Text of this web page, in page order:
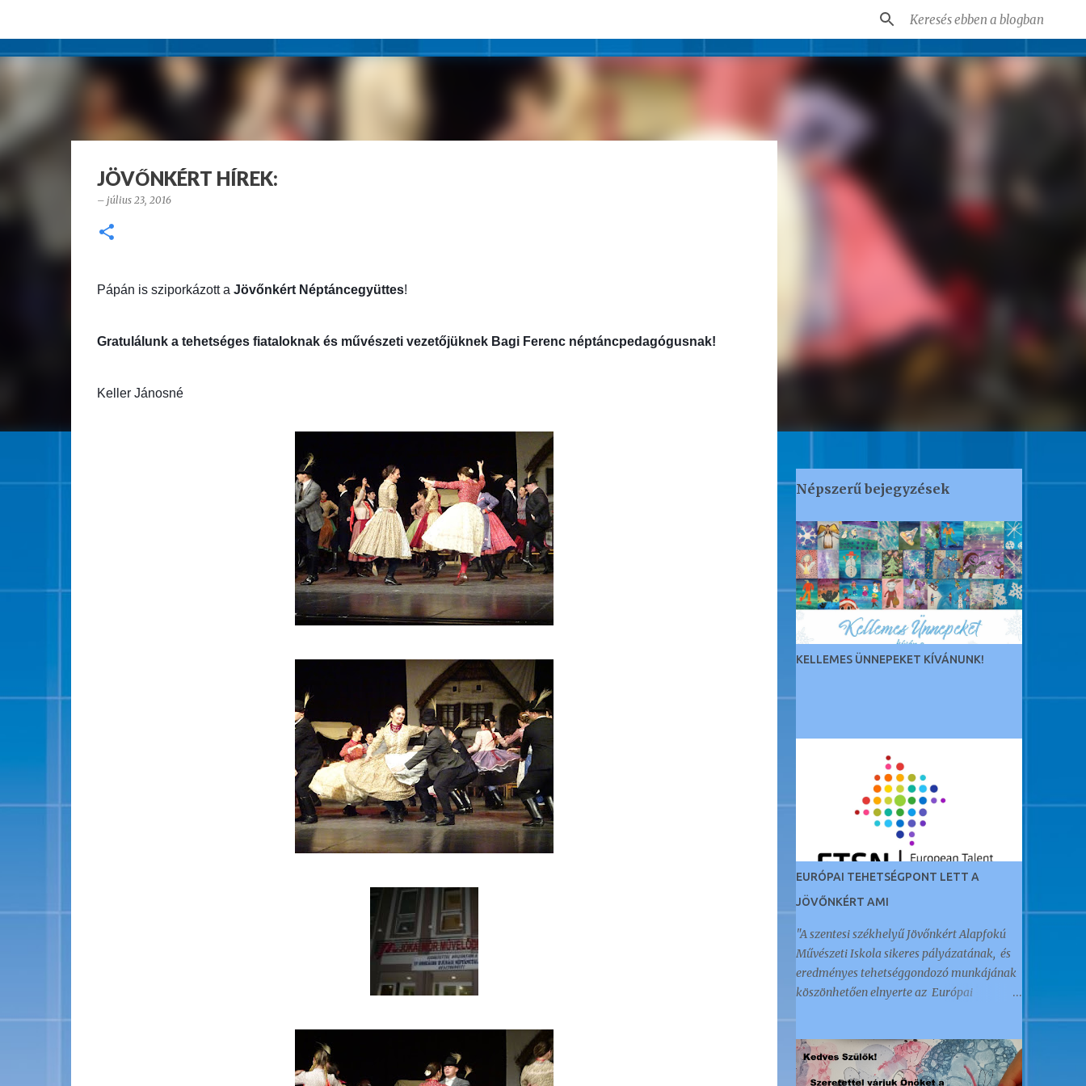
JÖVŐNKÉRT HÍREK:
– július 23, 2016
Pápán is sziporkázott a Jövőnkért Néptáncegyüttes!
Gratulálunk a tehetséges fiataloknak és művészeti vezetőjüknek Bagi Ferenc néptáncpedagógusnak!
Keller Jánosné
Népszerű bejegyzések
KELLEMES ÜNNEPEKET KÍVÁNUNK!
EURÓPAI TEHETSÉGPONT LETT A
JÖVŐNKÉRT AMI
"A szentesi székhelyű Jövőnkért Alapfokú
Művészeti Iskola sikeres pályázatának, és
eredményes tehetséggondozó munkájának
köszönhetően elnyerte az Európai
intézményt a napokban értesítették arról,
hogy megkapták ezt a nemzetközi